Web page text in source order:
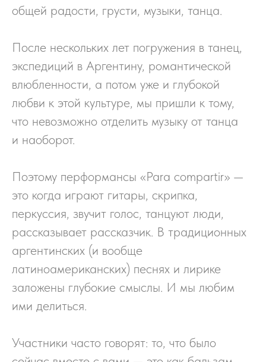
общей радости, грусти, музыки, танца.
После нескольких лет погружения в танец,
экспедиций в Аргентину, романтической
влюбленности, а потом уже и глубокой
любви к этой культуре, мы пришли к тому,
что невозможно отделить музыку от танца
и наоборот.
Поэтому перформансы «Para compartir» —
это когда играют гитары, скрипка,
перкуссия, звучит голос, танцуют люди,
рассказывает рассказчик. В традиционных
аргентинских (и вообще
латиноамериканских) песнях и лирике
заложены глубокие смыслы. И мы любим
ими делиться.
Участники часто говорят: то, что было